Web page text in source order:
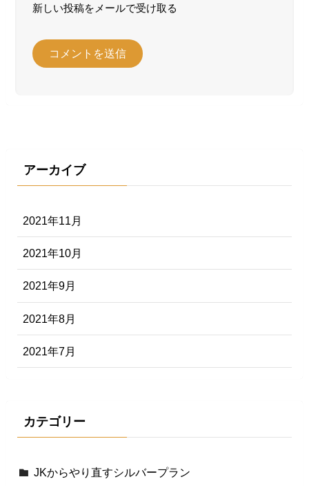
新しい投稿をメールで受け取る
アーカイブ
2021年11月
2021年10月
2021年9月
2021年8月
2021年7月
カテゴリー
JKからやり直すシルバープラン